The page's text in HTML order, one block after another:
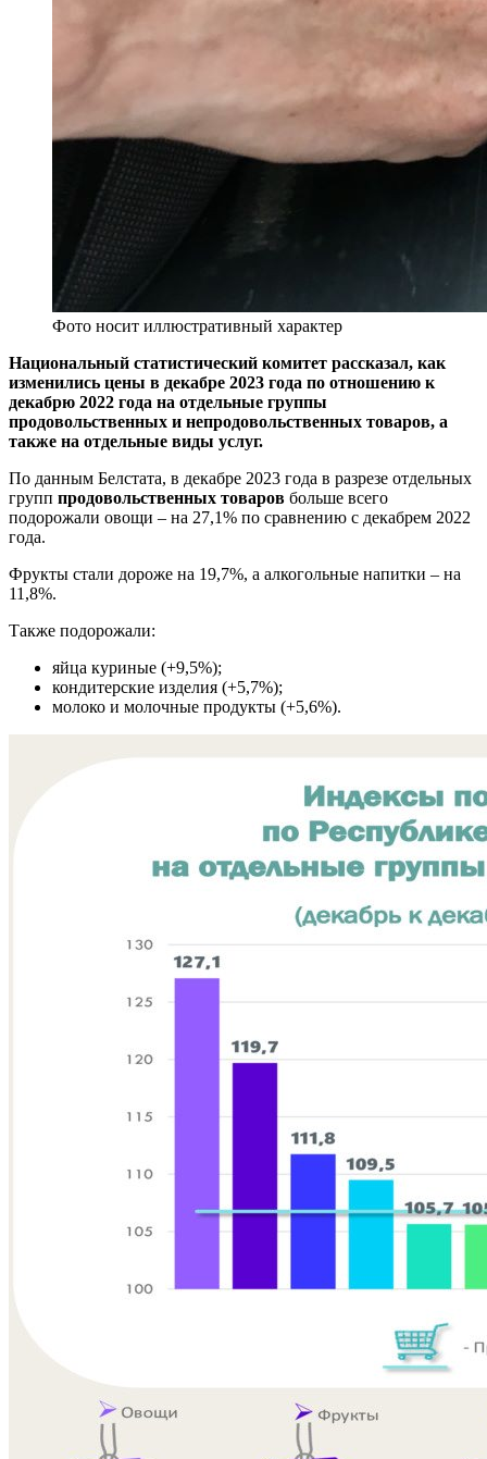
Фото носит иллюстративный характер
Национальный статистический комитет рассказал, как
изменились цены в декабре 2023 года по отношению к
декабрю 2022 года на отдельные группы
продовольственных и непродовольственных товаров, а
также на отдельные виды услуг.
По данным Белстата, в декабре 2023 года в разрезе отдельных
групп продовольственных товаров больше всего
подорожали овощи – на 27,1% по сравнению с декабрем 2022
года.
Фрукты стали дороже на 19,7%, а алкогольные напитки – на
11,8%.
Также подорожали:
яйца куриные (+9,5%);
кондитерские изделия (+5,7%);
молоко и молочные продукты (+5,6%).